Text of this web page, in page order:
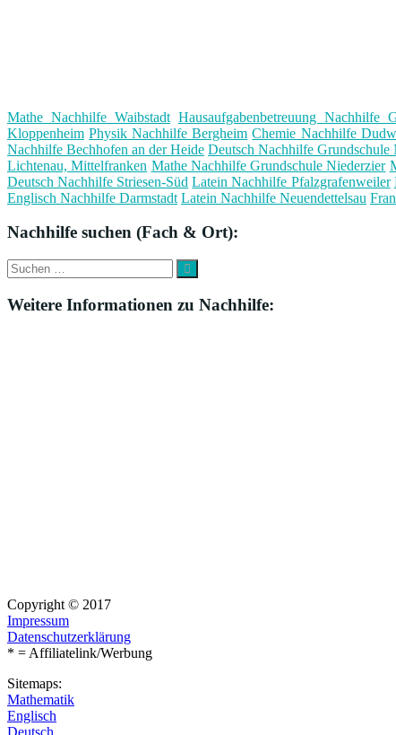
Mathe Nachhilfe Waibstadt Hausaufgabenbetreuung Nachhilfe
Kloppenheim Physik Nachhilfe Bergheim Chemie Nachhilfe
Nachhilfe Bechhofen an der Heide Deutsch Nachhilfe Grundschule
Lichtenau, Mittelfranken Mathe Nachhilfe Grundschule Niederzier
Deutsch Nachhilfe Striesen-Süd Latein Nachhilfe Pfalzgrafenweiler
Englisch Nachhilfe Darmstadt Latein Nachhilfe Neuendettelsau
Nachhilfe suchen (Fach & Ort):
Suche
nach:
Suchen
Weitere Informationen zu Nachhilfe:
Copyright © 2017
Impressum
Datenschutzerklärung
* = Affiliatelink/Werbung
Sitemaps:
Mathematik
Englisch